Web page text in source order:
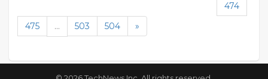
474
475
... 503 504 »